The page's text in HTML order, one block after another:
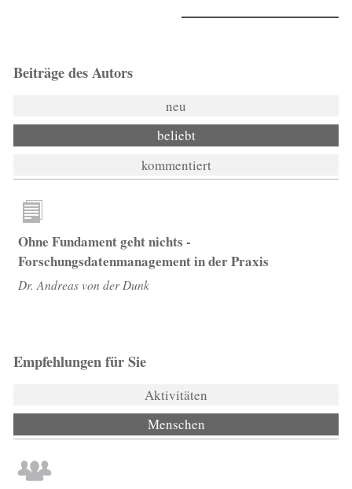
Beiträge des Autors
neu
beliebt
kommentiert
Ohne Fundament geht nichts -
Forschungsdatenmanagement in der Praxis
Dr. Andreas von der Dunk
Empfehlungen für Sie
Aktivitäten
Menschen